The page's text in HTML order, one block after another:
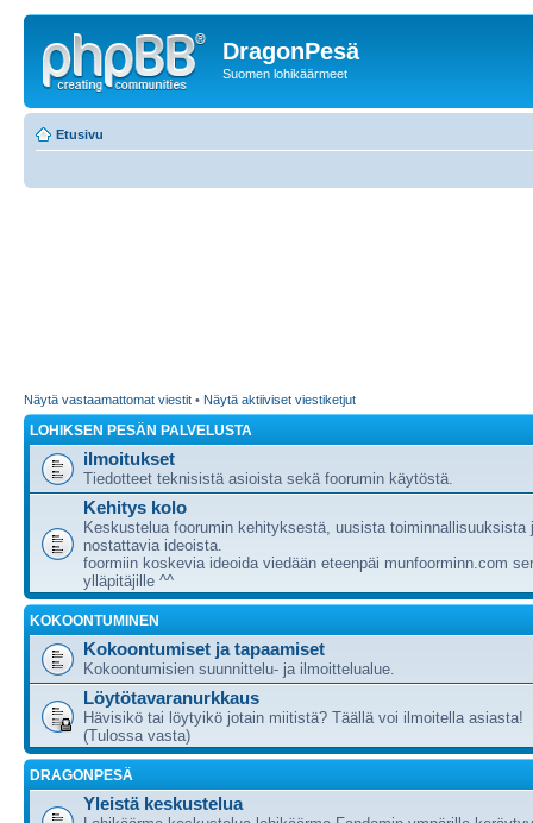
DragonPesä
Suomen lohikäärmeet
Etusivu
Näytä vastaamattomat viestit • Näytä aktiiviset viestiketjut
LOHIKSEN PESÄN PALVELUSTA
ilmoitukset
Tiedotteet teknisistä asioista sekä foorumin käytöstä.
Kehitys kolo
Keskustelua foorumin kehityksestä, uusista toiminnallisuuksista
nostattavia ideoista.
foormiin koskevia ideoida viedään eteenpäi munfoorminn.com
ylläpitäjille ^^
KOKOONTUMINEN
Kokoontumiset ja tapaamiset
Kokoontumisien suunnittelu- ja ilmoittelualue.
Löytötavaranurkkaus
Hävisikö tai löytyikö jotain miitistä? Täällä voi ilmoitella asiasta!
(Tulossa vasta)
DRAGONPESÄ
Yleistä keskustelua